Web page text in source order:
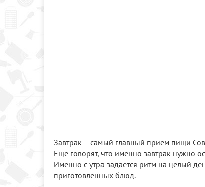
Завтрак – самый главный прием пищи
Еще говорят, что именно завтрак нужно
Именно с утра задается ритм на целый
приготовленных блюд.